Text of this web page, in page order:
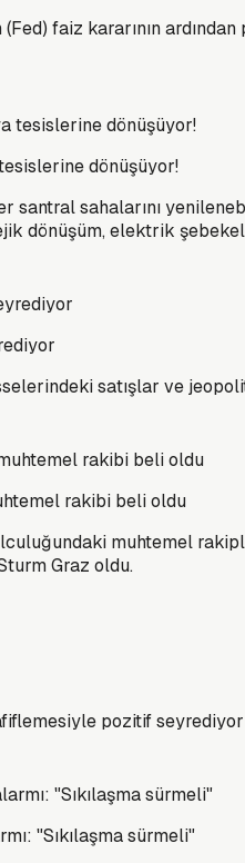
(Fed) faiz kararının
dönüşüyor!
santral sahalarını
dönüşüm, elektrik
satışlar ve
rakibi beli oldu
muhtemel
Graz oldu.
pozitif seyrediyor
"Sıkılaşma sürmeli"